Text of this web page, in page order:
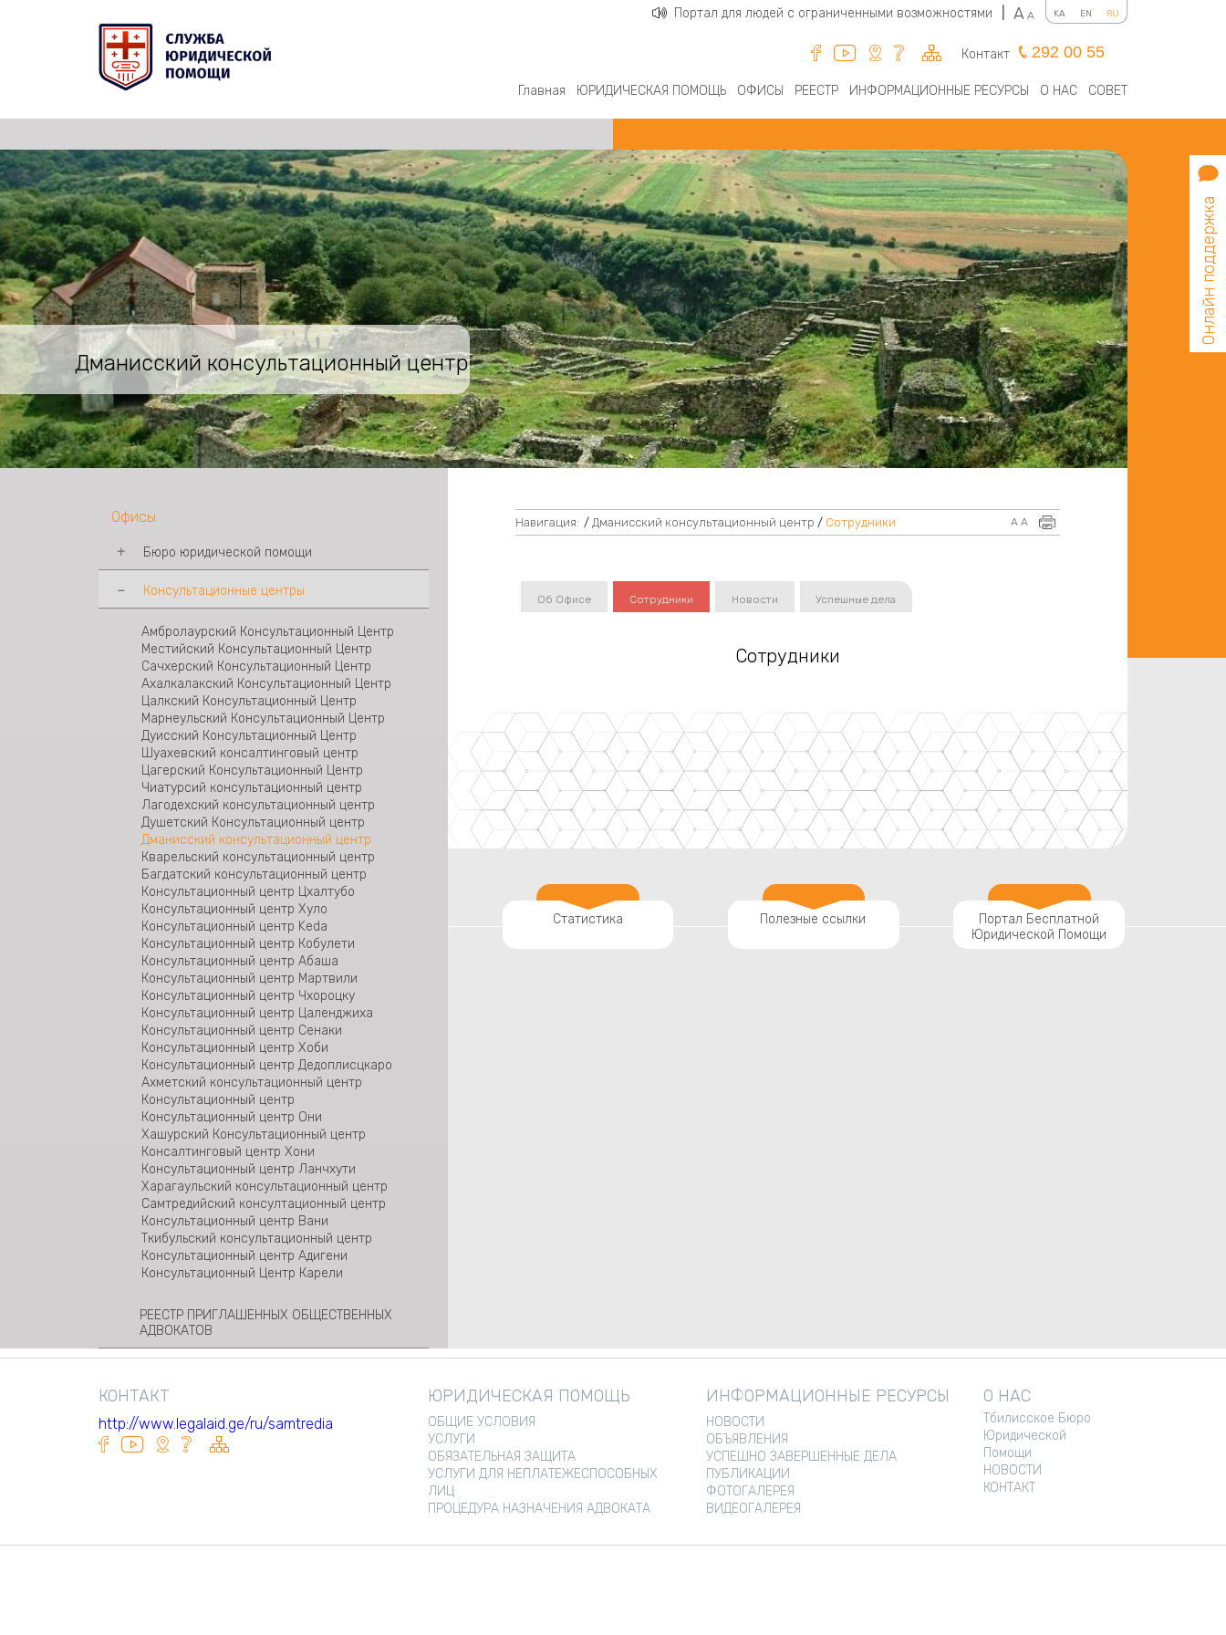
Портал для людей с ограниченными возможностями A A KA EN RU
Контакт 292 00 55
Главная ЮРИДИЧЕСКАЯ ПОМОЩЬ ОФИСЫ РЕЕСТР ИНФОРМАЦИОННЫЕ РЕСУРСЫ О НАС СОВЕТ
Дманисский консультационный центр
Онлайн поддержка
Офисы
Бюро юридической помощи
Тбилисское Бюро Юридической Помощи
Бюро Юридической Помощи Мцхета
Бюро Юридической Помощи Телави
Бюро Юридической ПомощиСигнаги
Бюро Юридической Помощи Рустави
Бюро Юридической Помощи Шида Картли
Бюро Юридической Помощи Ахалцихе
Бюро Юридической Помощи Зестафони
Бюро Юридической Помощи Кутаиси
Бюро Юридической Помощи Самегрело-
Зугдиди
Бюро Юридической Помощи Поти
Бюро Юридической Помощи Батуми
Озургетское бьюро юридической помощи
Бюро юридической помощи Гурджаани
Консультационный центр Рухи открылся
около зоны конфликта
Консультационный центр Тианети
Бюро по специализированным делам
Консультационный центр Гардабани
Консультационый центр Тетрицкаро
Бюро юридической помощи Болниси
Бюро по особым делам Восточной Грузии
Бюро по особым делам Западной Грузии
Консультационные центры
Амбролаурский Консультационный Центр
Местийский Консультационный Центр
Сачхерский Консультационный Центр
Ахалкалакский Консультационный Центр
Цалкский Консультационный Центр
Марнеульский Консультационный Центр
Дуисский Консультационный Центр
Шуахевский консалтинговый центр
Цагерский Консультационный Центр
Чиатурсий консультационный центр
Лагодехский консультационный центр
Душетский Консультационный центр
Дманисский консультационный центр
Кварельский консультационный центр
Багдатский консультационный центр
Консультационный центр Цхалтубо
Консультационный центр Хуло
Консультационный центр Keda
Консультационный центр Кобулети
Консультационный центр Абаша
Консультационный центр Мартвили
Консультационный центр Чхороцку
Консультационный центр Цаленджиха
Консультационный центр Сенаки
Консультационный центр Хоби
Консультационный центр Дедоплисцкаро
Ахметский консультационный центр
Консультационный центр
Консультационный центр Они
Хашурский Консультационный центр
Консалтинговый центр Хони
Консультационный центр Ланчхути
Харагаульский консультационный центр
Самтредийский консултационный центр
Консультационный центр Вани
Ткибульский консультационный центр
Консультационный центр Адигени
Консультационный Центр Карели
РЕЕСТР ПРИГЛАШЕННЫХ ОБЩЕСТВЕННЫХ
АДВОКАТОВ
Навигация: / Дманисский консультационный центр / Сотрудники A A
Об Офисе Сотрудники Новости Успешные дела
Сотрудники
Статистика Полезные ссылки
Портал Бесплатной
Юридической Помощи
КОНТАКТ
http://www.legalaid.ge/ru/samtredia
ЮРИДИЧЕСКАЯ ПОМОЩЬ
ОБЩИЕ УСЛОВИЯ
УСЛУГИ
ОБЯЗАТЕЛЬНАЯ ЗАЩИТА
УСЛУГИ ДЛЯ НЕПЛАТЕЖЕСПОСОБНЫХ
ЛИЦ
ПРОЦЕДУРА НАЗНАЧЕНИЯ АДВОКАТА
ИНФОРМАЦИОННЫЕ РЕСУРСЫ
НОВОСТИ
ОБЪЯВЛЕНИЯ
УСПЕШНО ЗАВЕРШЕННЫЕ ДЕЛА
ПУБЛИКАЦИИ
ФОТОГАЛЕРЕЯ
ВИДЕОГАЛЕРЕЯ
О НАС
Тбилисское Бюро
Юридической
Помощи
НОВОСТИ
КОНТАКТ